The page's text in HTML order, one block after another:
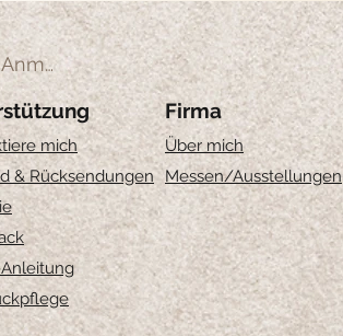
Anmelden
mich
& Rücksendungen
Firma
Über mich
Messen/Ausstellungen